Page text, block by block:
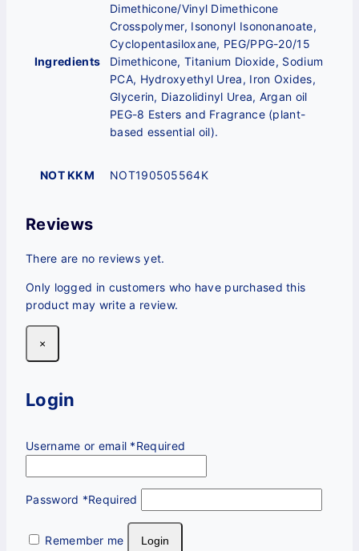
Ingredients
Dimethicone/Vinyl Dimethicone
Crosspolymer, Isononyl Isononanoate,
Cyclopentasiloxane, PEG/PPG-20/15
Dimethicone, Titanium Dioxide, Sodium
PCA, Hydroxyethyl Urea, Iron Oxides,
Glycerin, Diazolidinyl Urea, Argan oil
PEG-8 Esters and Fragrance (plant-
based essential oil).
NOT KKM NOT190505564K
Reviews
There are no reviews yet.
Only logged in customers who have purchased this
product may write a review.
×
Login
Username or email *Required
Password *Required
Remember me Login